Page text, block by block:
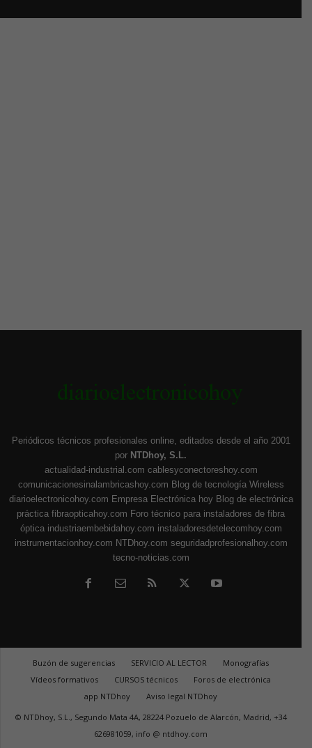
Periódicos técnicos profesionales online, editados desde el año 2001
por NTDhoy, S.L.
actualidad-industrial.com cablesyconectoreshoy.com
comunicacionesinalambricashoy.com Blog de tecnología Wireless
diarioelectronicohoy.com Empresa Electrónica hoy Blog de electrónica
práctica fibraopticahoy.com Foro técnico para instaladores de fibra
óptica industriaembebidahoy.com instaladoresdetelecomhoy.com
instrumentacionhoy.com NTDhoy.com seguridadprofesionalhoy.com
tecno-noticias.com
Buzón de sugerencias SERVICIO AL LECTOR
Monografías
Vídeos formativos
CURSOS técnicos
Foros de electrónica
app NTDhoy
Aviso legal NTDhoy
© NTDhoy, S.L., Segundo Mata 4A, 28224 Pozuelo de Alarcón, Madrid, +34
626981059, info @ ntdhoy.com